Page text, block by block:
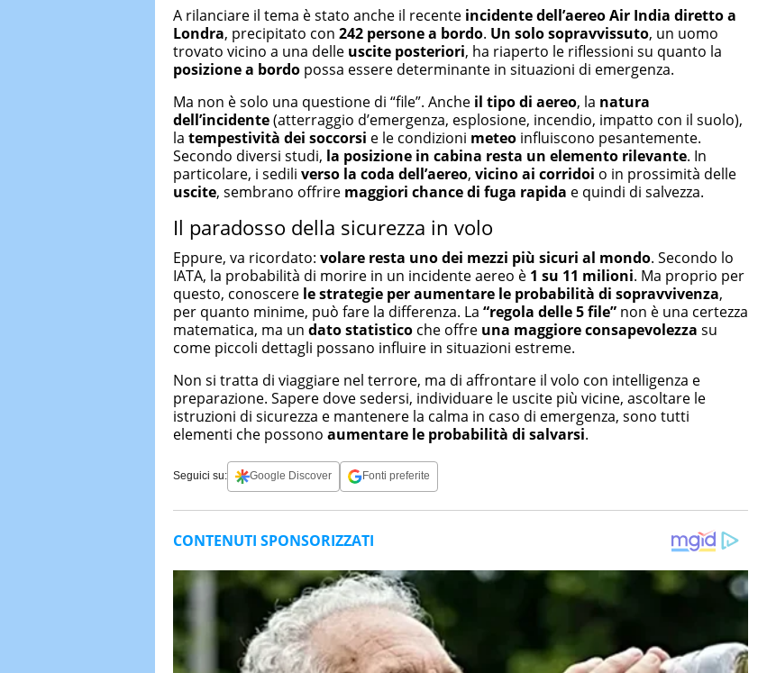
A rilanciare il tema è stato anche il recente incidente dell’aereo Air India diretto a
Londra, precipitato con 242 persone a bordo. Un solo sopravvissuto, un uomo
trovato vicino a una delle uscite posteriori, ha riaperto le riflessioni su quanto la
posizione a bordo possa essere determinante in situazioni di emergenza.
Ma non è solo una questione di “file”. Anche il tipo di aereo, la natura
dell’incidente(atterraggio d’emergenza, esplosione, incendio, impatto con il suolo),
la tempestività dei soccorsi e le condizioni meteo influiscono pesantemente.
Secondo diversi studi, la posizione in cabina resta un elemento rilevante. In
particolare, i sedili verso la coda dell’aereo, vicino ai corridoi o in prossimità delle
uscite, sembrano offrire maggiori chance di fuga rapida e quindi di salvezza.
Il paradosso della sicurezza in volo
Eppure, va ricordato: volare resta uno dei mezzi più sicuri al mondo. Secondo lo
IATA, la probabilità di morire in un incidente aereo è 1 su 11 milioni. Ma proprio per
questo, conoscere le strategie per aumentare le probabilità di sopravvivenza,
per quanto minime, può fare la differenza. La “regola delle 5 file” non è una certezza
matematica, ma un dato statistico che offre una maggiore consapevolezza su
come piccoli dettagli possano influire in situazioni estreme.
Non si tratta di viaggiare nel terrore, ma di affrontare il volo con intelligenza e
preparazione. Sapere dove sedersi, individuare le uscite più vicine, ascoltare le
istruzioni di sicurezza e mantenere la calma in caso di emergenza, sono tutti
elementi che possono aumentare le probabilità di salvarsi.
Seguici su: Google Discover Fonti preferite